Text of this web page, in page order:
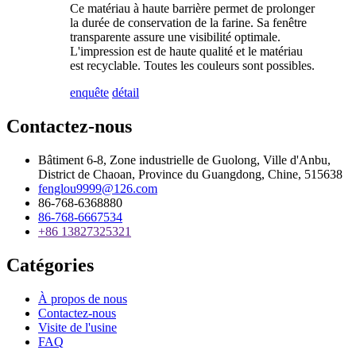
Ce matériau à haute barrière permet de prolonger
la durée de conservation de la farine. Sa fenêtre
transparente assure une visibilité optimale.
L'impression est de haute qualité et le matériau
est recyclable. Toutes les couleurs sont possibles.
enquête détail
Contactez-nous
Bâtiment 6-8, Zone industrielle de Guolong, Ville d'Anbu,
District de Chaoan, Province du Guangdong, Chine, 515638
fenglou9999@126.com
86-768-6368880
86-768-6667534
+86 13827325321
Catégories
À propos de nous
Contactez-nous
Visite de l'usine
FAQ